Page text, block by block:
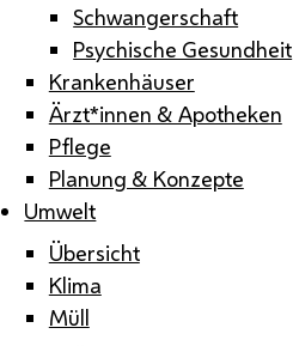
Schwangerschaft
Psychische Gesundheit
Krankenhäuser
Ärzt*innen & Apotheken
Pflege
Planung & Konzepte
Umwelt
Übersicht
Klima
Müll